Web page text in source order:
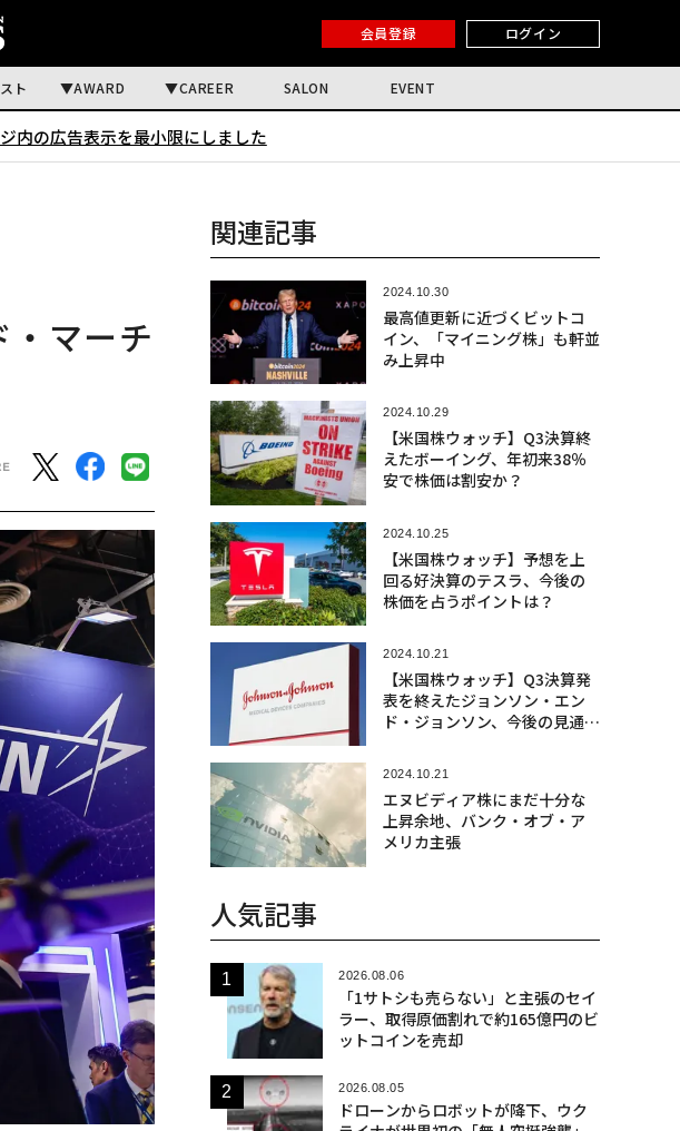
会員登録 ログイン
ト AWARD CAREER SALON EVENT
内の広告表示を最小限にしました
・マーチ
関連記事
2024.10.30
最高値更新に近づくビットコ
イン、「マイニング株」も軒並
み上昇中
2024.10.29
【米国株ウォッチ】Q3決算終
えたボーイング、年初来38％
安で株価は割安か？
2024.10.25
【米国株ウォッチ】予想を上
回る好決算のテスラ、今後の
株価を占うポイントは？
2024.10.21
【米国株ウォッチ】Q3決算発
表を終えたジョンソン・エン
ド・ジョンソン、今後の見通し
2024.10.21
エヌビディア株にまだ十分な
上昇余地、バンク・オブ・ア
メリカ主張
人気記事
2026.08.06
「1サトシも売らない」と主張のセイ
ラー、取得原価割れで約165億円のビ
ットコインを売却
2026.08.05
ドローンからロボットが降下、ウク